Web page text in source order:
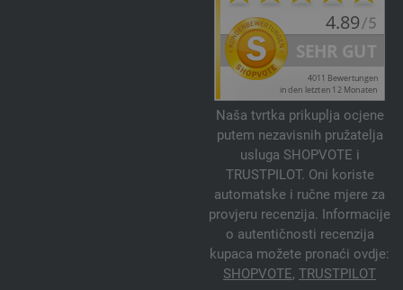
Naša tvrtka prikuplja ocjene
putem nezavisnih pružatelja
usluga SHOPVOTE i
TRUSTPILOT. Oni koriste
automatske i ručne mjere za
provjeru recenzija. Informacije
o autentičnosti recenzija
kupaca možete pronaći ovdje:
SHOPVOTE, TRUSTPILOT